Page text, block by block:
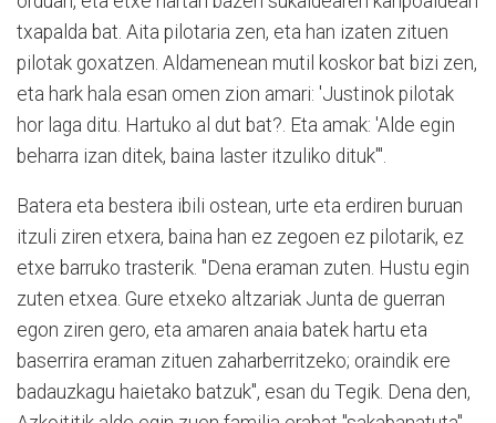
txapalda bat. Aita pilotaria zen, eta han izaten zituen
pilotak goxatzen. Aldamenean mutil koskor bat bizi zen,
eta hark hala esan omen zion amari: 'Justinok pilotak
hor laga ditu. Hartuko al dut bat?. Eta amak: 'Alde egin
beharra izan ditek, baina laster itzuliko dituk'".
Batera eta bestera ibili ostean, urte eta erdiren buruan
itzuli ziren etxera, baina han ez zegoen ez pilotarik, ez
etxe barruko trasterik. "Dena eraman zuten. Hustu egin
zuten etxea. Gure etxeko altzariak Junta de guerran
egon ziren gero, eta amaren anaia batek hartu eta
baserrira eraman zituen zaharberritzeko; oraindik ere
badauzkagu haietako batzuk", esan du Tegik. Dena den,